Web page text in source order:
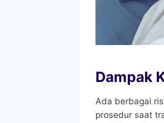
Dampak
Ada berbagai
prosedur saat